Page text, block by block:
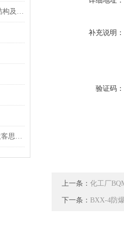
100A塑壳防爆断路器的组成结构及主要作用介绍
防爆电气线路该如何选择？依客思小编为您呈现！
补充说明：
验证码：
上一条： 化工厂
下一条： BXX-4防